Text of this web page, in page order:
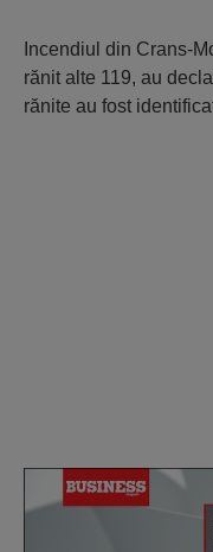
Incendiul din Crans-
rănit alte 119, au
rănite au fost